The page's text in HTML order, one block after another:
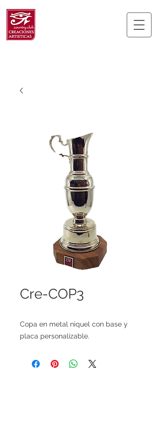
Cre-COP3
Copa en metal niquel con base y
placa personalizable.